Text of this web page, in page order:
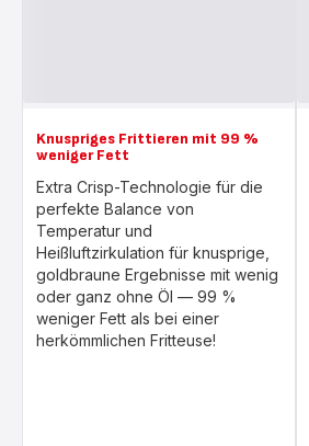
Knuspriges Frittieren mit 99 %
weniger Fett
Extra Crisp-Technologie für die
perfekte Balance von
Temperatur und
Heißluftzirkulation für knusprige,
goldbraune Ergebnisse mit wenig
oder ganz ohne Öl — 99 %
weniger Fett als bei einer
herkömmlichen Fritteuse!